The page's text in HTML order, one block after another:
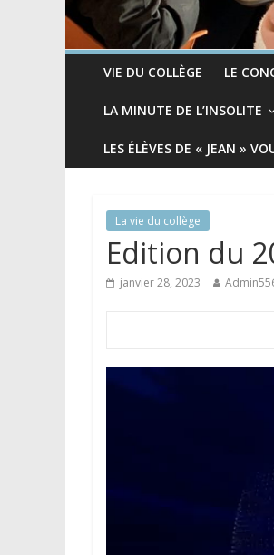
VIE DU COLLÈGE LE
LA MINUTE DE L’INSOLITE
LES ÉLÈVES DE « JEAN »
La vie du collège
Edition du
janvier 28, 2023